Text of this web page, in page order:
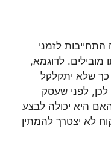
לזמני
לדוגמא,
כך שלא יתקלקל
לפני שעסק
היא יכולה לבצע
לא יצטרך להמתין